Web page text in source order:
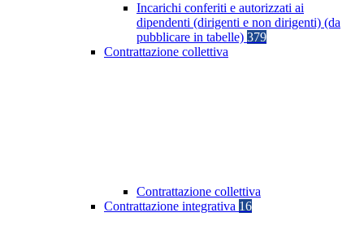
Incarichi conferiti e autorizzati ai
dipendenti (dirigenti e non dirigenti) (da
pubblicare in tabelle) 379
Contrattazione collettiva
Contrattazione collettiva
Contrattazione integrativa 16